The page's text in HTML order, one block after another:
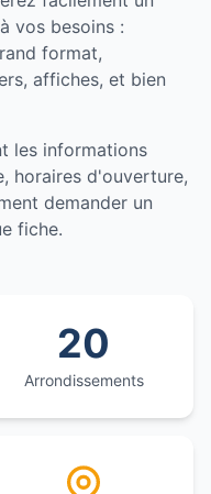
vos besoins :
format,
affiches, et bien
les informations
horaires d'ouverture,
demander un
fiche.
20
Arrondissements